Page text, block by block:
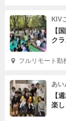
KIV
【
ク
フルリモート勤
あい
【
楽